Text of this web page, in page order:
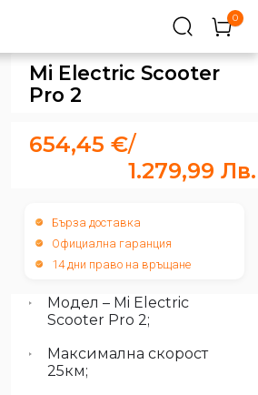
0
Mi Electric Scooter
Pro 2
654,45 €/
1.279,99 Лв.
Бърза доставка
Официална гаранция
14 дни право на връщане
Модел – Mi Electric
Scooter Pro 2;
Максимална скорост
25км;